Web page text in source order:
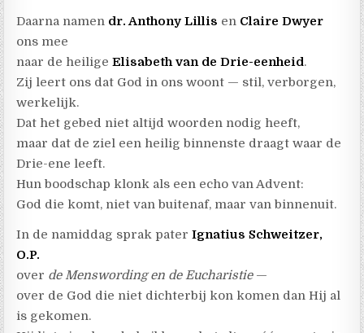
Daarna namen dr. Anthony Lillis en Claire Dwyer
ons mee
naar de heiligeElisabeth van de Drie-eenheid.
Zij leert ons dat God in ons woont — stil, verborgen,
werkelijk.
Dat het gebed niet altijd woorden nodig heeft,
maar dat de ziel een heilig binnenste draagt waar de
Drie-ene leeft.
Hun boodschap klonk als een echo van Advent:
God die komt, niet van buitenaf, maar van binnenuit.
In de namiddag sprak paterIgnatius Schweitzer,
O.P.
over de Menswording en de Eucharistie—
over de God die niet dichterbij kon komen dan Hij al
is gekomen.